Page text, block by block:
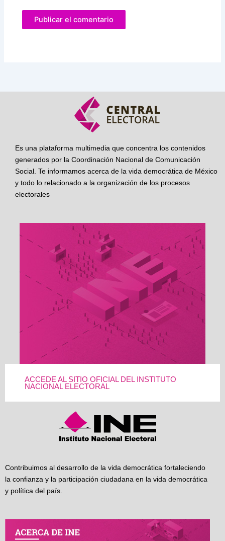
Es una plataforma multimedia que concentra los contenidos
generados por la Coordinación Nacional de Comunicación
Social. Te informamos acerca de la vida democrática de México
y todo lo relacionado a la organización de los procesos
electorales
ACCEDE AL SITIO OFICIAL DEL INSTITUTO
NACIONAL ELECTORAL
Contribuimos al desarrollo de la vida democrática fortaleciendo
la confianza y la participación ciudadana en la vida democrática
y política del país.